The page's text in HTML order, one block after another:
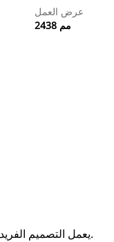
عرض العمل
2438 مم
يعمل التصميم الفريد على إزالة الثلج بشكل فعال، الأمر الذي يقلل من عدد الدفعات إلى أدنى الحدود مع تقليل تراكم الملح.